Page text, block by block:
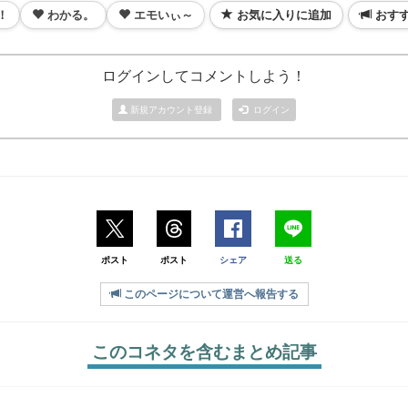
わかる。 エモいぃ～ お気に入りに追加 おす
ログインしてコメントしよう！
新規アカウント登録 ログイン
ポスト ポスト シェア 送る
このページについて運営へ報告する
このコネタを含むまとめ記事